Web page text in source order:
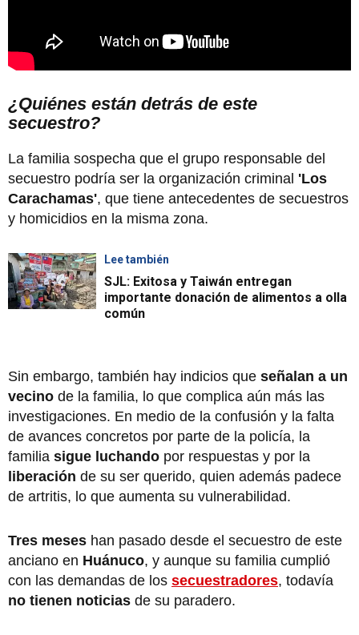
¿Quiénes están detrás de este
secuestro?
La familia sospecha que el grupo responsable del
secuestro podría ser la organización criminal 'Los
Carachamas', que tiene antecedentes de secuestros
y homicidios en la misma zona.
Lee también
SJL: Exitosa y Taiwán entregan
importante donación de alimentos a olla
común
Sin embargo, también hay indicios que señalan a un
vecino de la familia, lo que complica aún más las
investigaciones. En medio de la confusión y la falta
de avances concretos por parte de la policía, la
familia sigue luchando por respuestas y por la
liberación de su ser querido, quien además padece
de artritis, lo que aumenta su vulnerabilidad.
Tres meses han pasado desde el secuestro de este
anciano en Huánuco, y aunque su familia cumplió
con las demandas de los secuestradores, todavía
no tienen noticias de su paradero.